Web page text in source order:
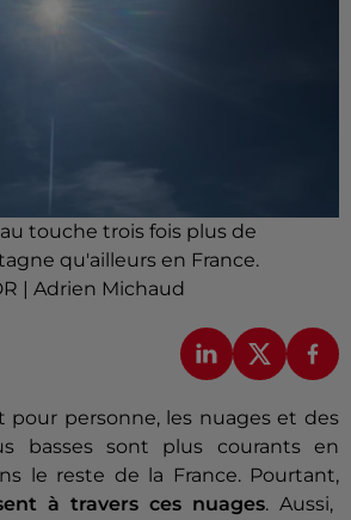
touche trois fois plus de
qu'ailleurs en France.
| Adrien Michaud
pour personne, les nuages et des
basses sont plus courants en
le reste de la France. Pourtant,
à travers ces nuages. Aussi,